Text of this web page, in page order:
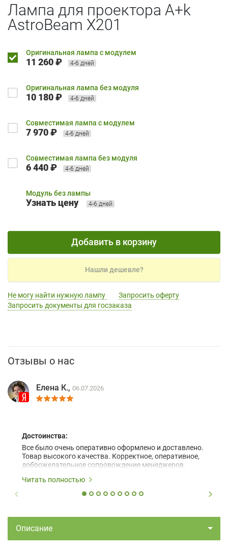
Лампа для проектора A+k
AstroBeam X201
Оригинальная лампа с модулем
11 260 ₽ 4-6 дней
Оригинальная лампа без модуля
10 180 ₽ 4-6 дней
Совместимая лампа с модулем
7 970 ₽ 4-6 дней
Совместимая лампа без модуля
6 440 ₽ 4-6 дней
Модуль без лампы
Узнать цену 4-6 дней
Добавить в корзину
Нашли дешевле?
Не могу найти нужную лампу
Запросить оферту
Запросить документы для госзаказа
Отзывы о нас
Елена К., 06.07.2026
Достоинства:
Все было очень оперативно оформлено и доставлено.
Товар высокого качества. Корректное, оперативное,
доброжелательное сопровождение менеджеров.
Читать полностью
Описание